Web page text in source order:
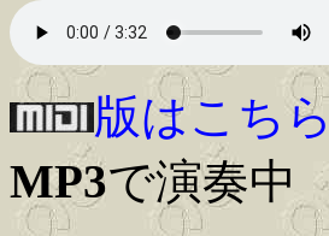
版はこちら
MP3で演奏中